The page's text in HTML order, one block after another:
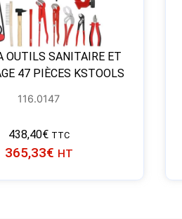
OUTILS SANITAIRE ET
47 PIÈCES KSTOOLS
116.0147
438,40€ TTC
365,33€ HT